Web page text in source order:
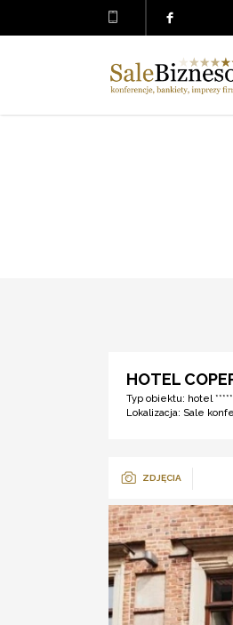
HOTEL
Typ obiektu: hotel *****
Lokalizacja: Sale
ZDJĘCIA